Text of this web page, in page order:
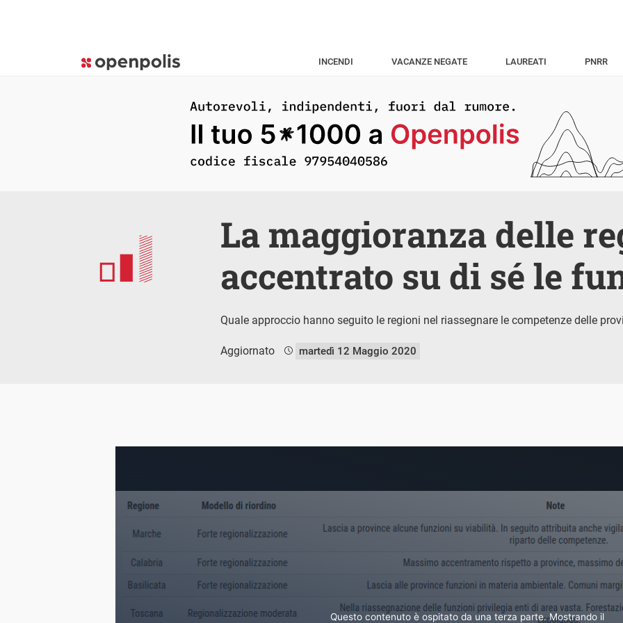
INCENDI VACANZE NEGATE LAUREATI PNRR
La maggioranza delle
accentrato su di sé le
Quale approccio hanno seguito le regioni nel riassegnare le competenze delle
Aggiornato martedì 12 Maggio 2020
Questo contenuto è ospitato da una terza parte. Mostrando il